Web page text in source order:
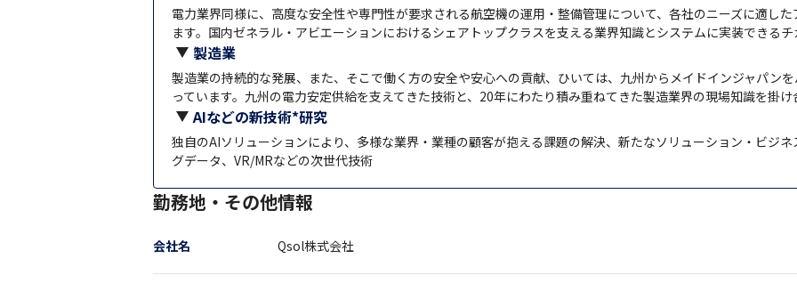
電力業界同様に、高度な安全性や専門性が要求される航空機の運用・整備管理について、各社のニーズに適し
ます。国内ゼネラル・アビエーションにおけるシェアトップクラスを支える業界知識とシステムに実装できるチ
製造業
製造業の持続的な発展、また、そこで働く方の安全や安心への貢献、ひいては、九州からメイドインジャパン
っています。九州の電力安定供給を支えてきた技術と、20年にわたり積み重ねてきた製造業界の現場知識を掛け
AIなどの新技術*研究
独自のAIソリューションにより、多様な業界・業種の顧客が抱える課題の解決、新たなソリューション・ビジ
グデータ、VR/MRなどの次世代技術
勤務地・その他情報
会社名 Qsol株式会社